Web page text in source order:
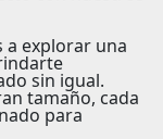
a explorar una
sin igual.
tamaño, cada
para